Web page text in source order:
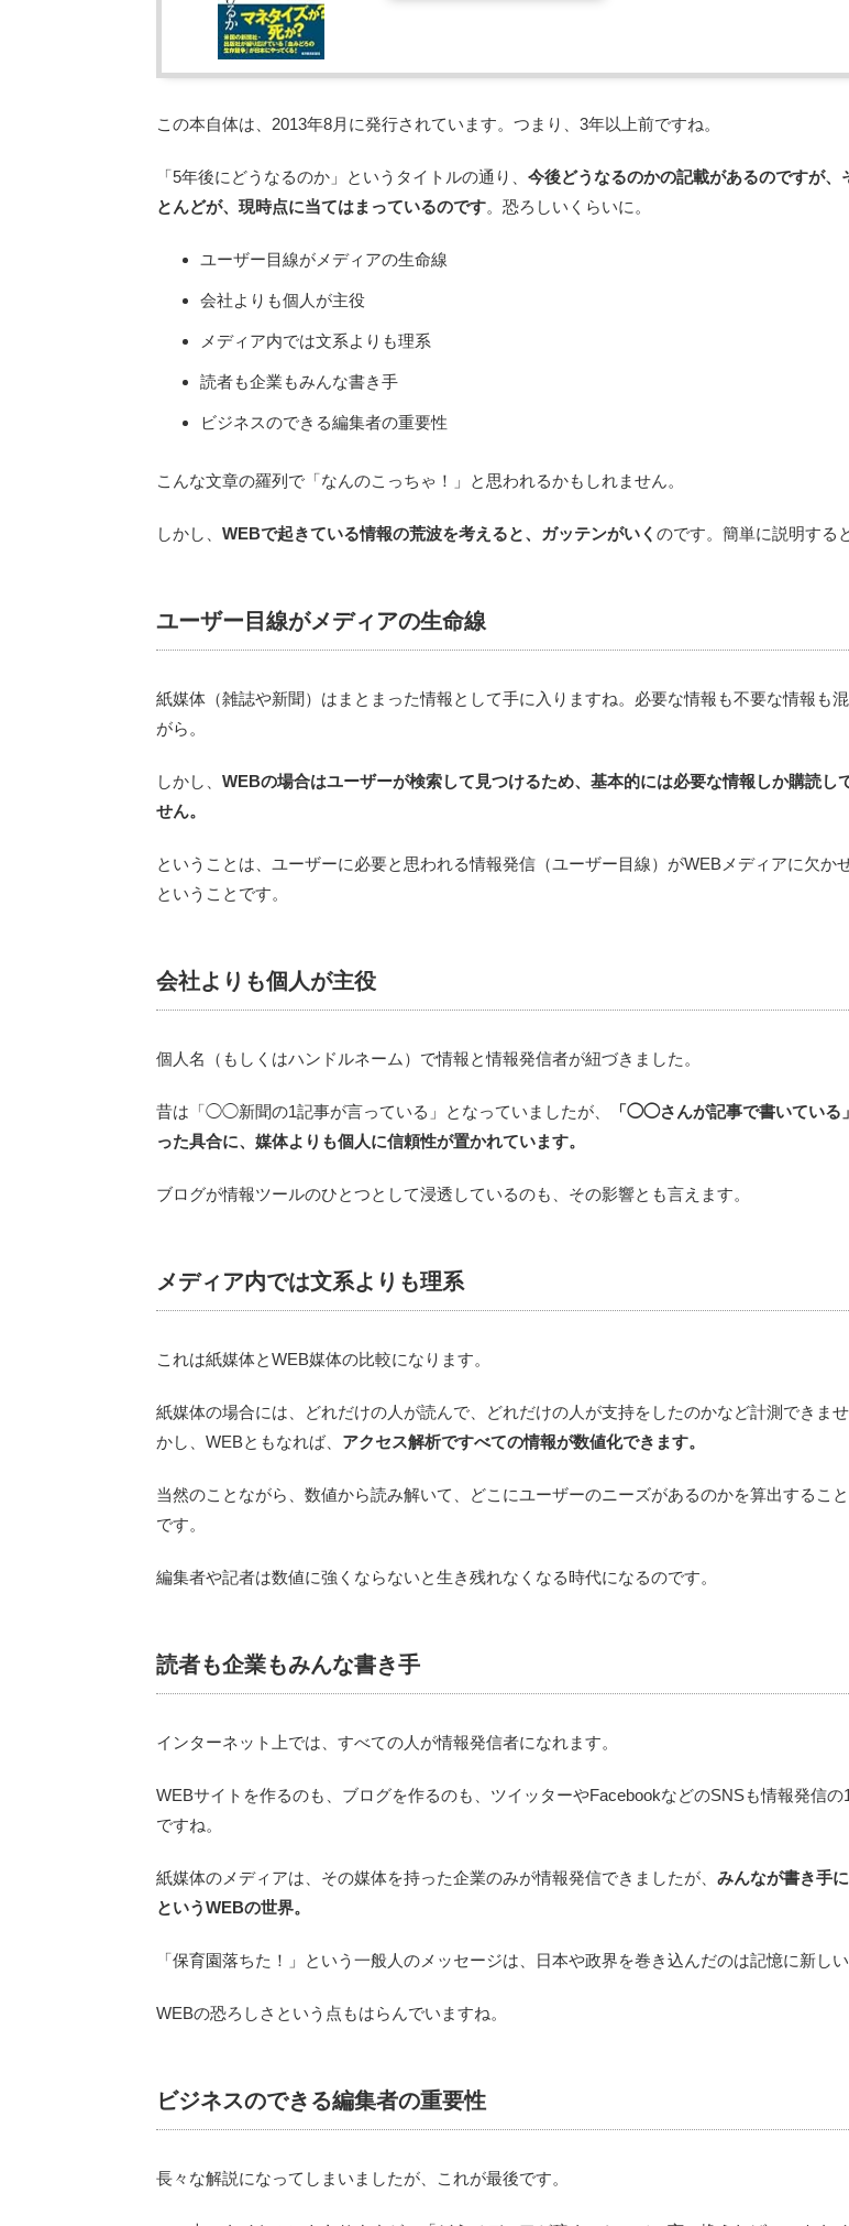
この本自体は、2013年8月に発行されています。つまり、3年以上前ですね。
「5年後にどうなるのか」というタイトルの通り、 今後どうなるのかの記載があるのですが、
とんどが、現時点に当てはまっているのです。恐ろしいくらいに。
ユーザー目線がメディアの生命線
会社よりも個人が主役
メディア内では文系よりも理系
読者も企業もみんな書き手
ビジネスのできる編集者の重要性
こんな文章の羅列で「なんのこっちゃ！」と思われるかもしれません。
しかし、 WEBで起きている情報の荒波を考えると、ガッテンがいく のです。簡単に説明する
ユーザー目線がメディアの生命線
紙媒体（雑誌や新聞）はまとまった情報として手に入りますね。必要な情報も不要な情報も
がら。
しかし、 WEBの場合はユーザーが検索して見つけるため、基本的には必要な情報しか購読し
せん。
ということは、ユーザーに必要と思われる情報発信（ユーザー目線）がWEBメディアに欠かせ
ということです。
会社よりも個人が主役
個人名（もしくはハンドルネーム）で情報と情報発信者が紐づきました。
昔は「◯◯新聞の1記事が言っている」となっていましたが、
「◯◯さんが記事で書いている
った具合に、媒体よりも個人に信頼性が置かれています。
ブログが情報ツールのひとつとして浸透しているのも、その影響とも言えます。
メディア内では文系よりも理系
これは紙媒体とWEB媒体の比較になります。
紙媒体の場合には、どれだけの人が読んで、どれだけの人が支持をしたのかなど計測できま
かし、WEBともなれば、 アクセス解析ですべての情報が数値化できます。
当然のことながら、数値から読み解いて、どこにユーザーのニーズがあるのかを算出するこ
です。
編集者や記者は数値に強くならないと生き残れなくなる時代になるのです。
読者も企業もみんな書き手
インターネット上では、すべての人が情報発信者になれます。
WEBサイトを作るのも、ブログを作るのも、ツイッターやFacebookなどのSNSも情報発信の
ですね。
紙媒体のメディアは、その媒体を持った企業のみが情報発信できましたが、 みんなが書き手
というWEBの世界。
「保育園落ちた！」という一般人のメッセージは、日本や政界を巻き込んだのは記憶に新しい
WEBの恐ろしさという点もはらんでいますね。
ビジネスのできる編集者の重要性
長々な解説になってしまいましたが、これが最後です。